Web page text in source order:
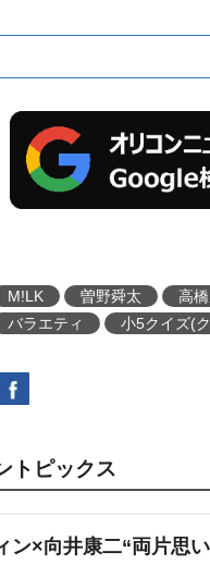
M!LK 曽野舜太 高
バラエティ
小5クイズ(
トピックス
ン×向井康二“両片思